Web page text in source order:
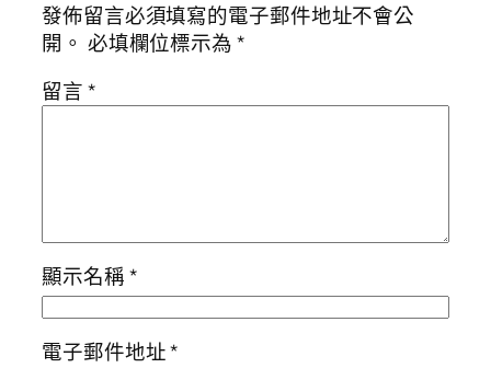
發佈留言必須填寫的電子郵件地址不會公
開。 必填欄位標示為*
留言*
顯示名稱*
電子郵件地址*